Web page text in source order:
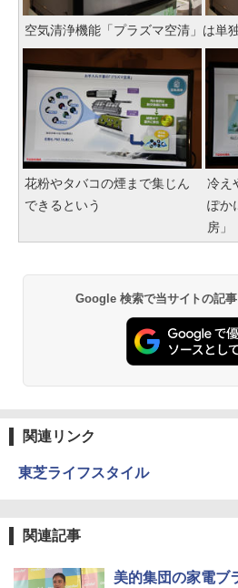
空気清浄機能「プラズマ空清」は単
花粉やタバコの煙まで集じん
できるという
冷え
ぽか
房」
Google 検索で当サイトの記
関連リンク
東芝ライフスタイル
関連記事
美的集団の家電